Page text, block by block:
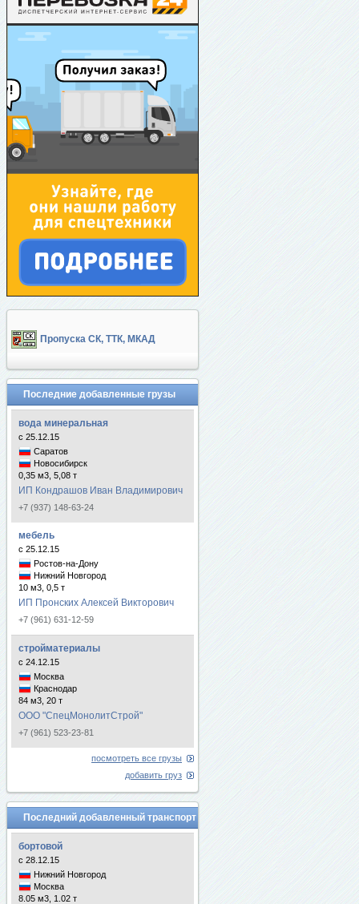
Пропуска СК, ТТК, МКАД
Последние добавленные грузы
вода минеральная
с 25.12.15
Саратов
Новосибирск
0,35 м3, 5,08 т
ИП Кондрашов Иван Владимирович
+7 (937) 148-63-24
мебель
с 25.12.15
Ростов-на-Дону
Нижний Новгород
10 м3, 0,5 т
ИП Пронских Алексей Викторович
+7 (961) 631-12-59
стройматериалы
с 24.12.15
Москва
Краснодар
84 м3, 20 т
ООО "СпецМонолитСтрой"
+7 (961) 523-23-81
посмотреть все грузы
добавить груз
Последний добавленный транспорт
бортовой
с 28.12.15
Нижний Новгород
Москва
8.05 м3, 1.02 т